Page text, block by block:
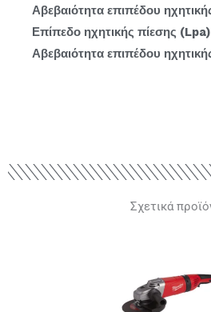
Αβεβαιότητα επιπέδου
Επίπεδο ηχητικής πίεσης
Αβεβαιότητα επιπέδου
Σχετικά